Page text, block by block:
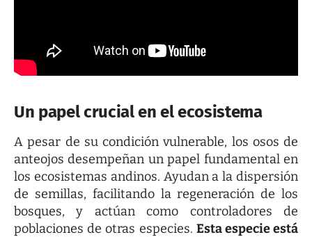
Un papel crucial en el ecosistema
A pesar de su condición vulnerable, los osos de
anteojos desempeñan un papel fundamental en
los ecosistemas andinos. Ayudan a la dispersión
de semillas, facilitando la regeneración de los
bosques, y actúan como controladores de
poblaciones de otras especies. Esta especie está